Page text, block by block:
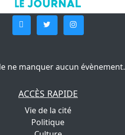
ne manquer aucun évènement.
ACCÈS RAPIDE
Vie de la cité
Politique